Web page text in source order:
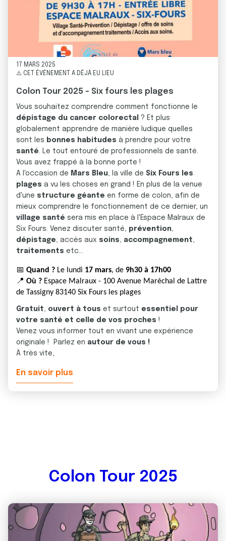
17 MARS 2025
⚠️ CET ÉVÉNEMENT A DÉJÀ EU LIEU
Colon Tour 2025 - Six fours les plages
Vous souhaitez comprendre comment fonctionne le
dépistage du cancer colorectal
? Et plus
globalement apprendre de manière ludique quelles
sont les bonnes habitudes à prendre pour votre
santé. Le tout entouré de professionnels de santé.
Vous avez frappé à la bonne porte !
A l'occasion de Mars Bleu, la ville de Six Fours les
plages a vu les choses en grand ! En plus de la venue
d'une structure géante en forme de colon, afin de
mieux comprendre le fonctionnement de ce dernier, un
village santé sera mis en place à l'Espace Malraux de
Six Fours. Venez discuter santé, prévention,
dépistage, accès aux soins, accompagnement,
traitements etc...
📅 Quand ? Le lundi 17 mars, de 9h30 à 17h00
📍 Où ? Espace Malraux - 100 Avenue Maréchal de Lattre
de Tassigny 83140 Six Fours les plages
Gratuit ouvert à tous et surtout essentiel pour
votre santé et celle de vos proches !
Venez vous informer tout en vivant une expérience
originale ! Parlez en autour de vous !
À très vite,
En savoir plus
Colon Tour 2025